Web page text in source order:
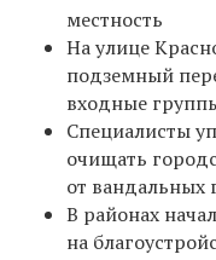
местность
На улице
подземный
входные
Специалисты
очищать
от вандальных
В районах
на